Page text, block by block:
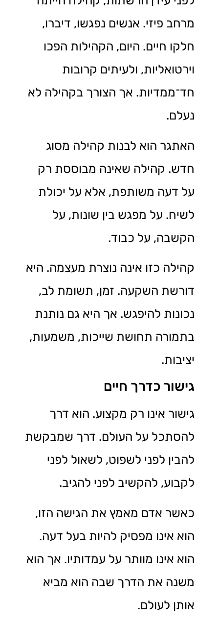
מרחב פיזי. אנשים נפגשו, דיברו,
חלקו חיים. היום, הקהילות הפכו
וירטואליות, ולעיתים קרובות
חד־ממדיות. אך הצורך בקהילה לא
נעלם.
האתגר הוא לבנות קהילה מסוג
חדש. קהילה שאינה מבוססת רק
על דעה משותפת, אלא על יכולת
לשיח. על מפגש בין שונות, על
הקשבה, על כבוד.
קהילה כזו אינה נוצרת מעצמה. היא
דורשת השקעה. זמן, תשומת לב,
נכונות להיפגש. אך היא גם נותנת
בתמורה תחושת שייכות, משמעות,
יציבות.
גישור כדרך חיים
גישור אינו רק מקצוע. הוא דרך
להסתכל על העולם. דרך שמבקשת
להבין לפני לשפוט, לשאול לפני
לקבוע, להקשיב לפני להגיב.
כאשר אדם מאמץ את הגישה הזו,
הוא אינו מפסיק להיות בעל דעה.
הוא אינו מוותר על עמדותיו. אך הוא
משנה את הדרך שבה הוא מביא
אותן לעולם.